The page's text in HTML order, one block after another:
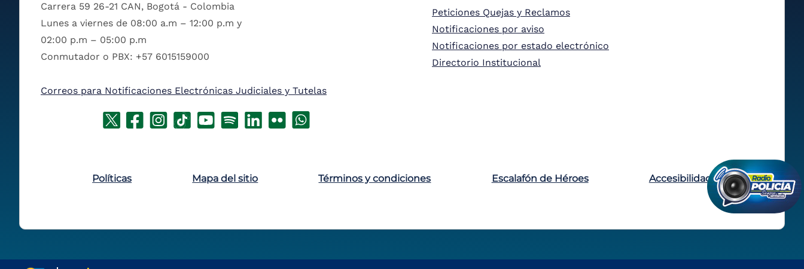
Carrera 59 26-21 CAN, Bogotá - Colombia
Lunes a viernes de 08:00 a.m – 12:00 p.m y
02:00 p.m – 05:00 p.m
Conmutador o PBX: +57 6015159000
Correos para Notificaciones Electrónicas Judiciales y Tutelas
Peticiones Quejas y Reclamos
Notificaciones por aviso
Notificaciones por estado electrónico
Directorio Institucional
Políticas Mapa del sitio Términos y condiciones Escalafón de Héroes Accesibilidad